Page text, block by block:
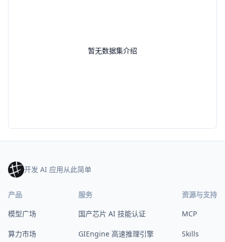
暂无数据集介绍
开发 AI 应用从此简单
产品
模型广场
算力市场
服务
国产芯片 AI 技能认证
GIEngine 高速推理引擎
资源与支持
MCP
Skills